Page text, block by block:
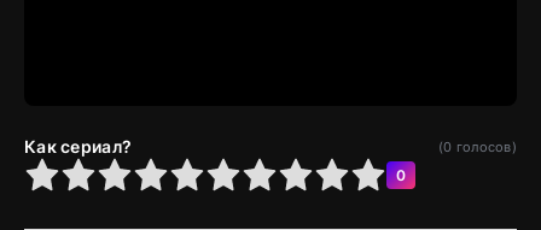
Как сериал? (0 голосов)
5 6 7 8 9 10 0